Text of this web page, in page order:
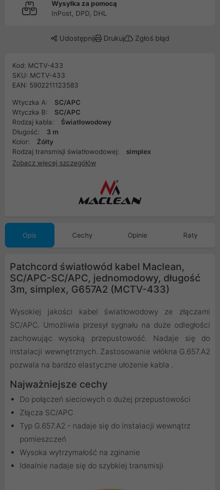
Wysyłka za pomocą
InPost, DPD, DHL
Udostępnij Drukuj Zgłoś błąd
Kod: MCTV-433
SKU: MCTV-433
EAN: 5902211123583
Wtyczka A:
SC/APC
Wtyczka B:
SC/APC
Rodzaj kabla:
Światłowodowy
Długość:
3 m
Kolor:
Żółty
Rodzaj transmisji światłowodowej:
simplex
Zobacz więcej szczegółów
Opis Cechy Opinie Raty
Patchcord światłowód kabel Maclean,
SC/APC-SC/APC, jednomodowy, długość
3m, simplex, G657A2 (MCTV-433)
Wysokiej jakości kabel światłowodowy ze złączami
SC/APC. Umożliwia przesył sygnału na duże odległości
zachowując wysoką przepustowość. Nadaje się do
instalacji wewnętrznych. Zastosowanie włókna G.657.A2
pozwala na bardzo elastyczne ułożenie kabla .
Najważniejsze cechy
Do połączeń sieciowych o dużej przepustowości
Złącza SC/APC
Typ G.657.A2 - nadaje się do instalacji wewnątrz
pomieszczeń
Wysoka wytrzymałość na zginanie
Idealnie nadaje się do szybkiej transmisji